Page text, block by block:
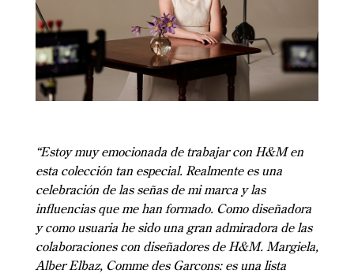
“Estoy muy emocionada de trabajar con H&M en
esta colección tan especial. Realmente es una
celebración de las señas de mi marca y las
influencias que me han formado. Como diseñadora
y como usuaria he sido una gran admiradora de las
colaboraciones con diseñadores de H&M. Margiela,
Alber Elbaz, Comme des Garcons: es una lista